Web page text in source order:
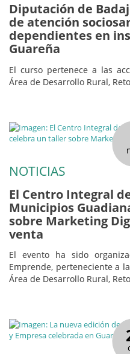
Diputación de
de atención
dependientes en
Guareña
El curso pertenece a las
Área de Desarrollo Rural,
NOTICIAS
El Centro Integral
Municipios
sobre Marketing
venta
El evento ha sido
Emprende, perteneciente a
Área de Desarrollo Rural,